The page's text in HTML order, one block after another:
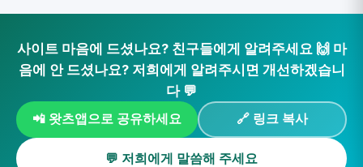
사이트 마음에 드셨나요? 친구들에게 알려주세요 🙌 마
음에 안 드셨나요? 저희에게 알려주시면 개선하겠습니
다 💬
📲 왓츠앱으로 공유하세요 🔗 링크 복사
💬 저희에게 말씀해 주세요